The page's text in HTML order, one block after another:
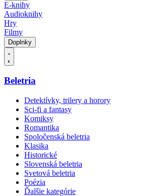
E-knihy
Audioknihy
Hry
Filmy
Doplnky
Beletria
Detektívky, trilery a horory
Sci-fi a fantasy
Komiksy
Romantika
Spoločenská beletria
Klasika
Historické
Slovenská beletria
Svetová beletria
Poézia
Ďalšie kategórie